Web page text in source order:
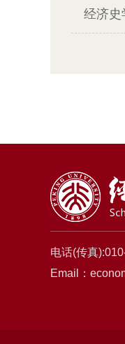
经济史
电话(传真
Email：